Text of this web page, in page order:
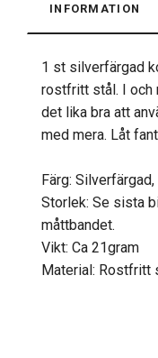
INFORMATION
1 st silverfärgad
rostfritt stål. I och
det lika bra att
med mera. Låt
Färg:
Storlek: Se sista
måttbandet.
Vikt: Ca 21gram
Material: Rostfritt